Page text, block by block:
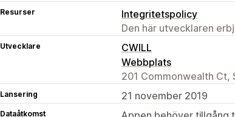
Resurser
Integritetspolicy
Den här utvecklaren
Utvecklare
CWILL
Webbplats
201 Commonwealth Ct,
Lansering 21 november 2019
Dataåtkomst